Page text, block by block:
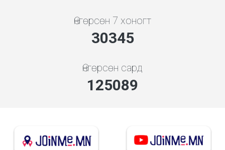
Өнгөрсөн 7 хоногт
32679
Өнгөрсөн сард
134711